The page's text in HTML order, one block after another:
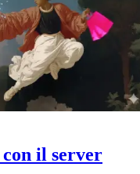
il server